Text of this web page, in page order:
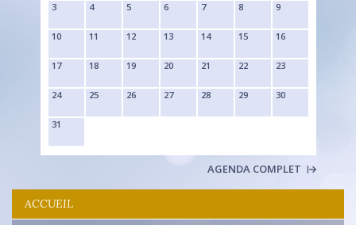
ACCUEIL
3 4 5 6 7 8 9
10 11 12 13 14 15 16
17 18 19 20 21 22 23
24 25 26 27 28 29 30
31
AGENDA COMPLET